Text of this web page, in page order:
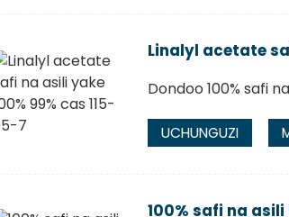
Linalyl acetate
Dondoo 100% safi
UCHUNGUZI
100% safi na